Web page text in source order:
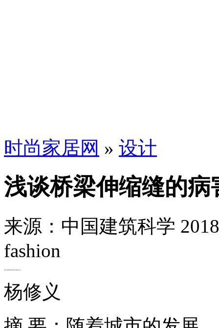
时尚家居网 » 设计
浅谈桥梁伸缩缝的
来源：中国建筑科学
fashion
高速公路桥梁伸缩缝病害的成因及防治
杨修义